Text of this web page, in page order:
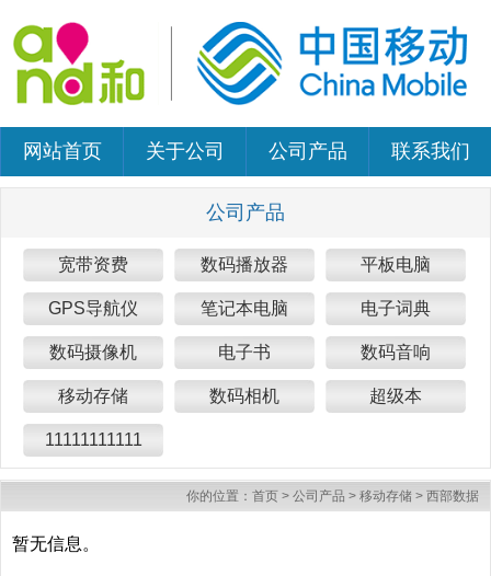
网站首页 关于公司 公司产品 联系我们
公司产品
宽带资费 数码播放器 平板电脑
GPS导航仪 笔记本电脑 电子词典
数码摄像机 电子书 数码音响
移动存储 数码相机 超级本
11111111111
你的位置： 首页 > 公司产品 > 移动存储 > 西部数据
暂无信息。